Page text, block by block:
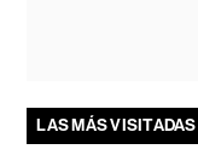
LAS MÁS VISITADAS